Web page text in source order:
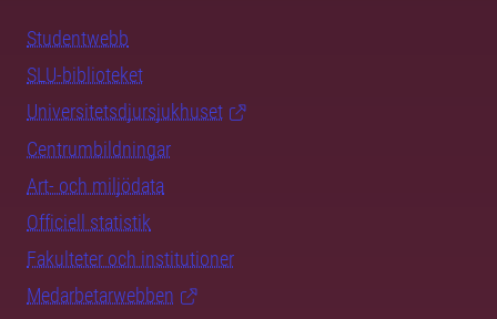
Studentwebb
SLU-biblioteket
Universitetsdjursjukhuset
Centrumbildningar
Art- och miljödata
Officiell statistik
Fakulteter och institutioner
Medarbetarwebben